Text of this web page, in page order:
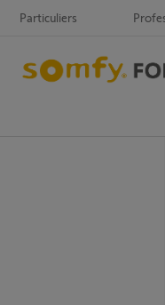
Particuliers